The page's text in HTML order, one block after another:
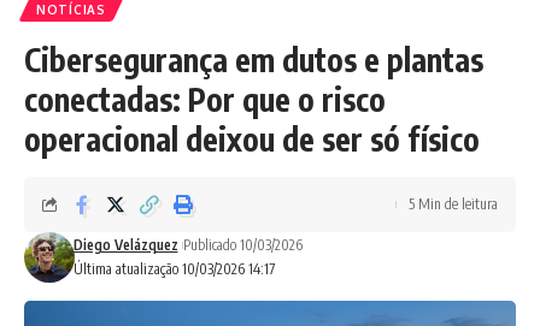
NOTÍCIAS
Cibersegurança em dutos e plantas
conectadas: Por que o risco
operacional deixou de ser só físico
Última atualização 10/03/2026 14:17
Diego Velázquez Publicado 10/03/2026
5 Min de leitura